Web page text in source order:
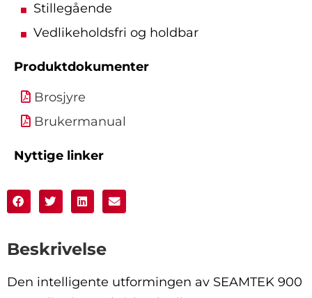
Stillegående
Vedlikeholdsfri og holdbar
Produktdokumenter
Brosjyre
Brukermanual
Nyttige linker
Beskrivelse
Den intelligente utformingen av SEAMTEK 900